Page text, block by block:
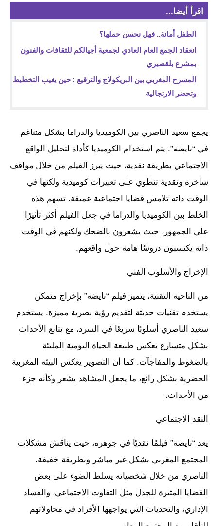
اقرأ أيضا...
الطفل أمانة.. فهل نحسن حملها؟
انعقاد الجمع العام العادي لجمعية أجيالكم للثقافات والفنون
بمشرع بلقصيري
المسرح المغربي بين البريكولاج والترقيع : حين يغيب التخطيط
وتحضر الارتجالية
يجمع سعيد الناصري بين الكوميديا والدراما بشكل متناغم
في “نايضة”. يتم استخدام الكوميديا كأداة لتحليل الواقع
الاجتماعي بطريقة نقدية، حيث يبرز الفيلم من خلال مواقف
ساخرة ونقدية تنطوي على تعبيرات كوميدية ولكنها في
الوقت ذاته تلامس قضايا اجتماعية عميقة. تسهم هذه
الخلط بين الكوميديا والدراما في جعل الفيلم أكثر تأثيرًا
على الجمهور، حيث يشعرون بالضحك ولكنهم في الوقت
ذاته يكتسبون دروسًا هامة حول واقعهم.
الإخراج والأسلوب الفني
من الناحية التقنية، يتميز فيلم “نايضة” بإخراج متمكن
يستخدم تقنيات حديثة لتقديم رؤية بصرية مميزة. يستخدم
سعيد الناصري أسلوبًا سريعًا في السرد، مع تتابع الأحداث
بشكل متسارع يعكس طبيعة الحياة اليومية المليئة
بالضغوط والمفاجآت. كما أن التصوير يعكس البيئة المغربية
الحضرية بشكل رائع، ما يجعل المشاهد يشعر وكأنه جزء
من الأحداث.
النقد الاجتماعي
يعد “نايضة” فيلمًا نقديًا في جوهره، حيث يناقش مشكلات
المجتمع المغربي بشكل غير مباشر وبطريقة خفيفة.
الناصري من خلال شخصياته يسلط الضوء على بعض
القضايا المثيرة للجدل مثل التفاوت الاجتماعي، والفساد
الإداري، والتحديات التي يواجهها الأفراد في محاولاتهم